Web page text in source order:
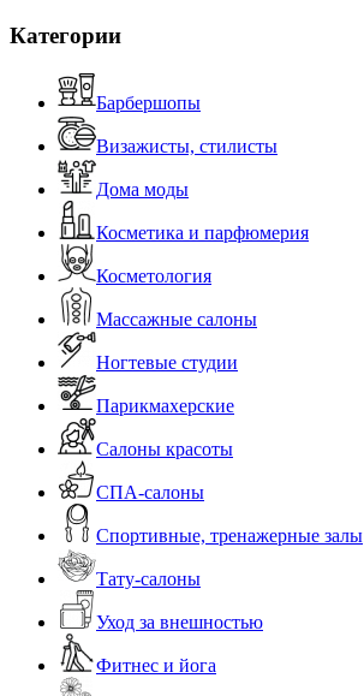
Категории
Барбершопы
Визажисты, стилисты
Дома моды
Косметика и парфюмерия
Косметология
Массажные салоны
Ногтевые студии
Парикмахерские
Салоны красоты
СПА-салоны
Спортивные, тренажерные залы
Тату-салоны
Уход за внешностью
Фитнес и йога